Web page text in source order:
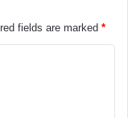
fields are marked *